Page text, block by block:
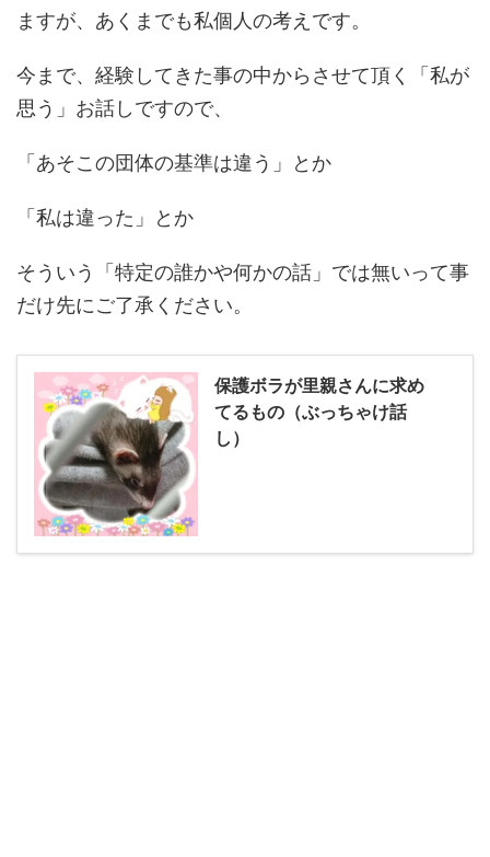
ますが、あくまでも私個人の考えです。
今まで、経験してきた事の中からさせて頂く「私が
思う」お話しですので、
「あそこの団体の基準は違う」とか
「私は違った」とか
そういう「特定の誰かや何かの話」では無いって事
だけ先にご了承ください。
保護ボラが里親さんに求め
てるもの（ぶっちゃけ話
し）